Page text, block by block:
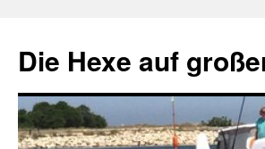
springen
Die Hexe auf